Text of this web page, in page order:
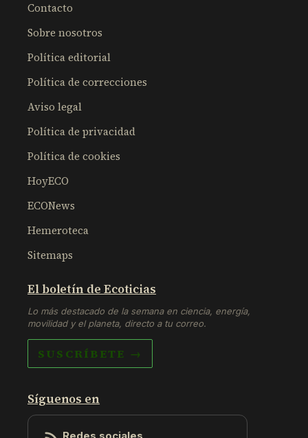
Contacto
Sobre nosotros
Política editorial
Política de correcciones
Aviso legal
Política de privacidad
Política de cookies
HoyECO
ECONews
Hemeroteca
Sitemaps
El boletín de Ecoticias
Lo más destacado de la semana en ciencia, energía,
movilidad y el planeta, directo a tu correo.
SUSCRÍBETE →
Síguenos en